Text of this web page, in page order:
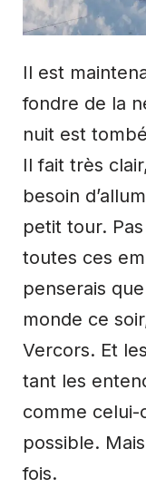
Il est
fondre de la
nuit est
Il fait très
besoin
petit tour.
toutes ces
penserais
monde ce
Vercors. Et
tant les
comme celui-
possible.
fois.